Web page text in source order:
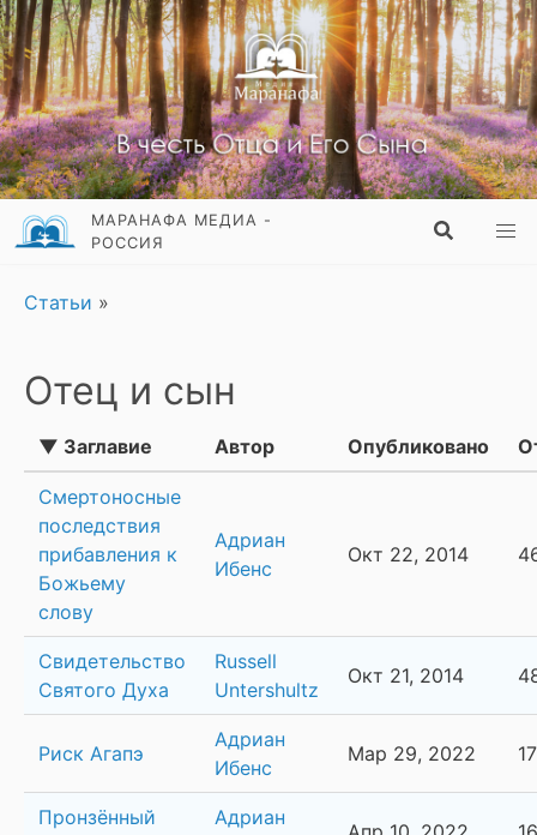
МАРАНАФА МЕДИА -
РОССИЯ
Статьи »
Отец и сын
▼ Заглавие Автор Опубликовано
Смертоносные
последствия
прибавления к
Божьему
слову
Адриан
Ибенс
Окт 22, 2014
Свидетельство
Святого Духа
Russell
Untershultz
Окт 21, 2014
Риск Агапэ
Адриан
Ибенс
Мар 29, 2022
Пронзённый
Адриан